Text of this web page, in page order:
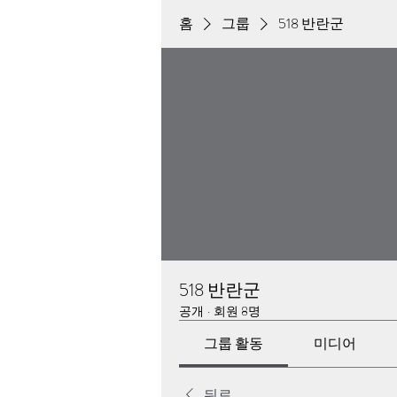
홈 그룹 518 반란군
518 반란군
공개 · 회원 8명
그룹 활동 미디어